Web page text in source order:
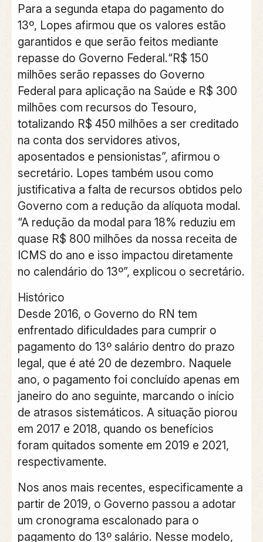
Para a segunda etapa do pagamento do
13º, Lopes afirmou que os valores estão
garantidos e que serão feitos mediante
repasse do Governo Federal.“R$ 150
milhões serão repasses do Governo
Federal para aplicação na Saúde e R$ 300
milhões com recursos do Tesouro,
totalizando R$ 450 milhões a ser creditado
na conta dos servidores ativos,
aposentados e pensionistas”, afirmou o
secretário. Lopes também usou como
justificativa a falta de recursos obtidos pelo
Governo com a redução da alíquota modal.
“A redução da modal para 18% reduziu em
quase R$ 800 milhões da nossa receita de
ICMS do ano e isso impactou diretamente
no calendário do 13º”, explicou o secretário.
Histórico
Desde 2016, o Governo do RN tem
enfrentado dificuldades para cumprir o
pagamento do 13º salário dentro do prazo
legal, que é até 20 de dezembro. Naquele
ano, o pagamento foi concluído apenas em
janeiro do ano seguinte, marcando o início
de atrasos sistemáticos. A situação piorou
em 2017 e 2018, quando os benefícios
foram quitados somente em 2019 e 2021,
respectivamente.
Nos anos mais recentes, especificamente a
partir de 2019, o Governo passou a adotar
um cronograma escalonado para o
pagamento do 13º salário. Nesse modelo,